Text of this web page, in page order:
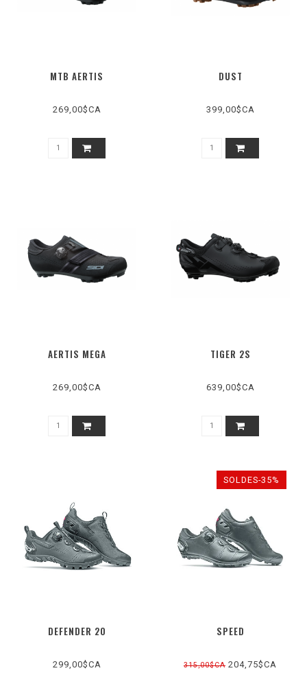
MTB AERTIS
269,00$CA
DUST
399,00$CA
AERTIS MEGA
269,00$CA
TIGER 2S
639,00$CA
DEFENDER 20
299,00$CA
SOLDES-35%
SPEED
315,00$CA 204,75$CA